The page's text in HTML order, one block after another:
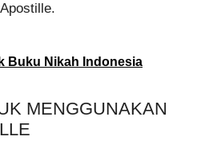
Buku Nikah Indonesia
MENGGUNAKAN